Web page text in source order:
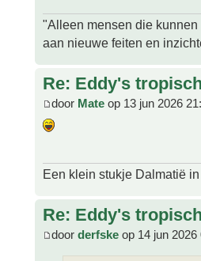
"Alleen mensen die
aan nieuwe feiten en
Re: Eddy's
door Mate op 13 jun 2026
Een klein stukje Dalmatië
Re: Eddy's
door derfske op 14 jun 2026